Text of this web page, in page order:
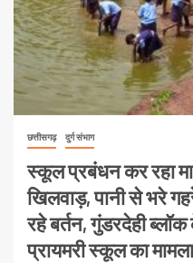
छत्तीसगढ़ दुर्ग संभाग
स्कूल प्रबंधन कर रहा
खिलवाड़, पानी से भरे
रहे बर्तन, गुंडरदेही
प्रायमरी स्कूल का मामला